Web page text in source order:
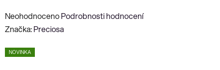
Průměrné
hodnocení
je
NeohodnocenoPodrobnosti hodnocení
Značka:Preciosa
NOVINKA